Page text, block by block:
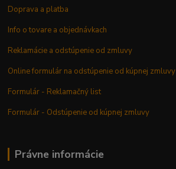
Doprava a platba
Info o tovare a objednávkach
Reklamácie a odstúpenie od zmluvy
Online formulár na odstúpenie od kúpnej zmluvy
Formulár - Reklamačný list
Formulár - Odstúpenie od kúpnej zmluvy
Právne informácie